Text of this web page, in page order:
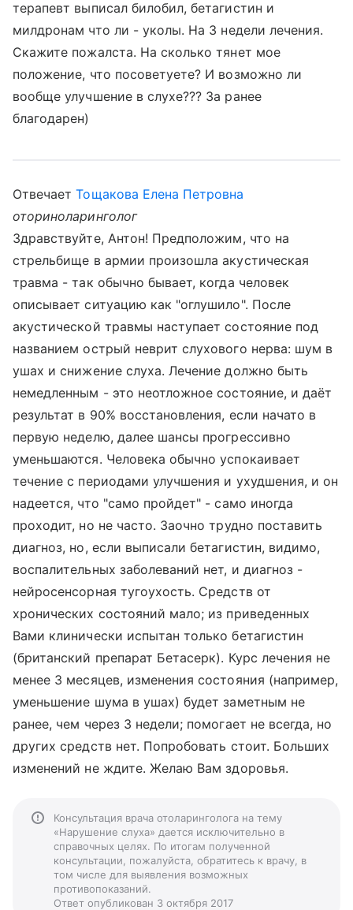
терапевт выписал билобил, бетагистин и
милдронам что ли - уколы. На 3 недели лечения.
Скажите пожалста. На сколько тянет мое
положение, что посоветуете? И возможно ли
вообще улучшение в слухе??? За ранее
благодарен)
ОтвечаетТощакова Елена Петровна
оториноларинголог
Здравствуйте, Антон! Предположим, что на
стрельбище в армии произошла акустическая
травма - так обычно бывает, когда человек
описывает ситуацию как "оглушило". После
акустической травмы наступает состояние под
названием острый неврит слухового нерва: шум в
ушах и снижение слуха. Лечение должно быть
немедленным - это неотложное состояние, и даёт
результат в 90% восстановления, если начато в
первую неделю, далее шансы прогрессивно
уменьшаются. Человека обычно успокаивает
течение с периодами улучшения и ухудшения, и он
надеется, что "само пройдет" - само иногда
проходит, но не часто. Заочно трудно поставить
диагноз, но, если выписали бетагистин, видимо,
воспалительных заболеваний нет, и диагноз -
нейросенсорная тугоухость. Средств от
хронических состояний мало; из приведенных
Вами клинически испытан только бетагистин
(британский препарат Бетасерк). Курс лечения не
менее 3 месяцев, изменения состояния (например,
уменьшение шума в ушах) будет заметным не
ранее, чем через 3 недели; помогает не всегда, но
других средств нет. Попробовать стоит. Больших
изменений не ждите. Желаю Вам здоровья.
Консультация врача отоларинголога на тему
«Нарушение слуха» дается исключительно в
справочных целях. По итогам полученной
консультации, пожалуйста, обратитесь к врачу, в
том числе для выявления возможных
противопоказаний.
Ответ опубликован 3 октября 2017